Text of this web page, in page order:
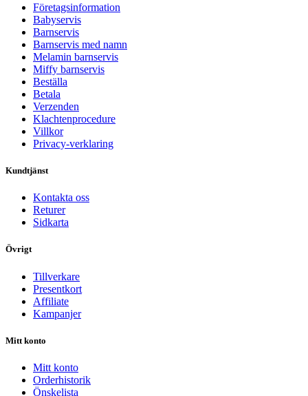
Företagsinformation
Babyservis
Barnservis
Barnservis med namn
Melamin barnservis
Miffy barnservis
Beställa
Betala
Verzenden
Klachtenprocedure
Villkor
Privacy-verklaring
Kundtjänst
Kontakta oss
Returer
Sidkarta
Övrigt
Tillverkare
Presentkort
Affiliate
Kampanjer
Mitt konto
Mitt konto
Orderhistorik
Önskelista